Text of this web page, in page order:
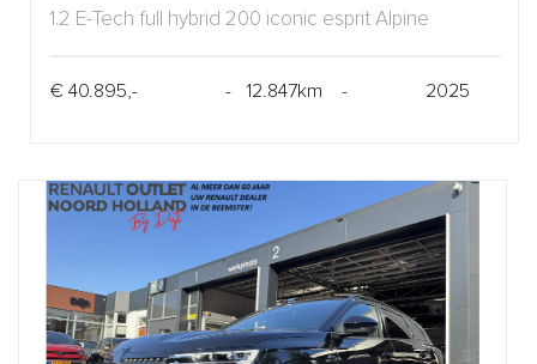
1.2 E-Tech full hybrid 200 iconic esprit Alpine
€ 40.895,- - 12.847km - 2025